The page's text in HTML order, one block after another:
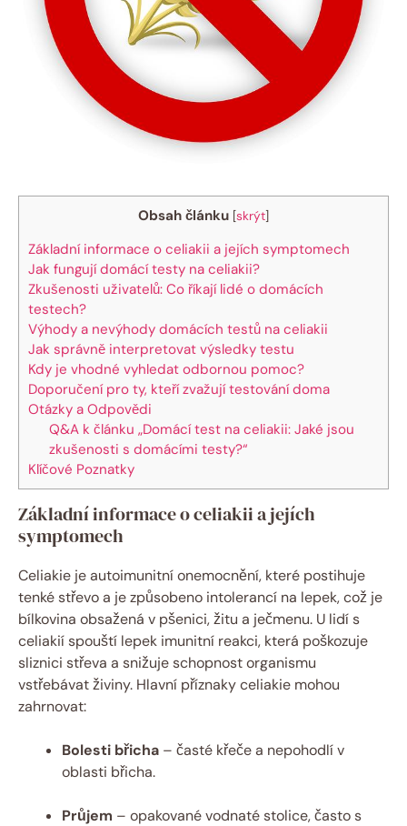
Obsah článku [skrýt]
Základní informace o celiakii a jejích symptomech
Jak fungují domácí testy na celiakii?
Zkušenosti uživatelů: Co říkají lidé o domácích
testech?
Výhody a nevýhody domácích testů na celiakii
Jak správně interpretovat výsledky testu
Kdy je vhodné vyhledat odbornou pomoc?
Doporučení pro ty, kteří zvažují testování doma
Otázky a Odpovědi
Q&A k článku „Domácí test na celiakii: Jaké jsou
zkušenosti s domácími testy?“
Klíčové Poznatky
Základní informace o celiakii a jejích
symptomech
Celiakie je autoimunitní onemocnění, které postihuje
tenké střevo a je způsobeno intolerancí na lepek, což je
bílkovina obsažená v pšenici, žitu a ječmenu. U lidí s
celiakií spouští lepek imunitní reakci, která poškozuje
sliznici střeva a snižuje schopnost organismu
vstřebávat živiny. Hlavní příznaky celiakie mohou
zahrnovat:
Bolesti břicha – časté křeče a nepohodlí v
oblasti břicha.
Průjem – opakované vodnaté stolice, často s